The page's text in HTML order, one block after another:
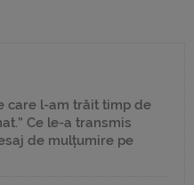
care l-am trăit timp de
Ce le-a transmis
de mulțumire pe